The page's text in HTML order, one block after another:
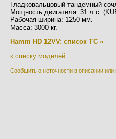
Гладковальцовый тандемный
Мощность двигателя: 31 л.с.
Рабочая ширина: 1250 мм.
Масса: 3000 кг.
Hamm HD 12VV: список ТС »
к списку моделей
Сообщить о неточности в описании или